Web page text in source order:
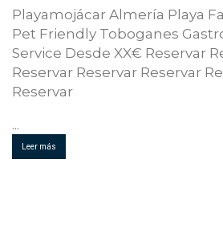
Playamojácar Almería Playa
Pet Friendly Toboganes
Service Desde XX€ Reservar
Reservar Reservar Reservar
Reservar
...
Leer más